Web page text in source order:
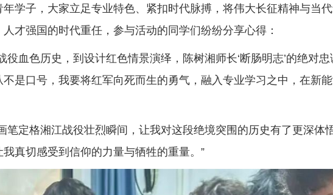
学子，大家立足专业特色、紧扣时代脉搏，将伟大长征精神与当
才强国的时代重任，参与活动的同学们纷纷分享心得：
役血色历史，到设计红色情景演绎，陈树湘师长‘断肠明志’的绝对
是口号，我要将红军向死而生的勇气，融入专业学习之中，在新
笔定格湘江战役壮烈瞬间，让我对这段绝境突围的历史有了更深体
真切感受到信仰的力量与牺牲的重量。”